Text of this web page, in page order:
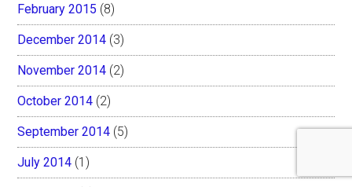
February 2015 (8)
December 2014 (3)
November 2014 (2)
October 2014 (2)
September 2014 (5)
July 2014 (1)